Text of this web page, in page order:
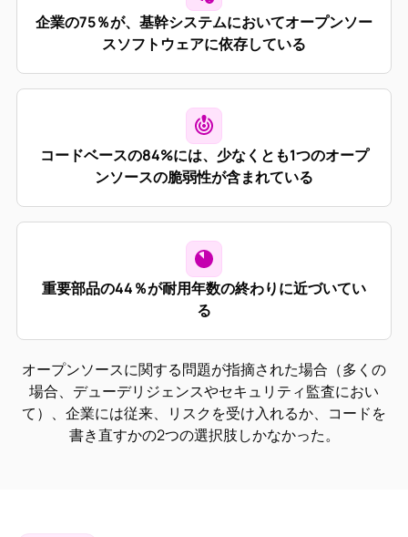
企業の75％が、基幹システムにおいてオープンソー
スソフトウェアに依存している
コードベースの84%には、少なくとも1つのオープ
ンソースの脆弱性が含まれている
重要部品の44％が耐用年数の終わりに近づいてい
る
オープンソースに関する問題が指摘された場合（多くの
場合、デューデリジェンスやセキュリティ監査におい
て）、企業には従来、リスクを受け入れるか、コードを
書き直すかの2つの選択肢しかなかった。